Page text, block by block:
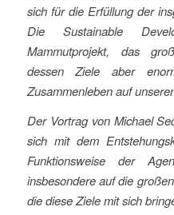
sich für die Erfüllung der
Die Sustainable
Mammutprojekt, das
dessen Ziele aber
Zusammenleben auf
Der Vortrag von Michael
sich mit dem
Funktionsweise der
insbesondere auf die
die diese Ziele mit sich